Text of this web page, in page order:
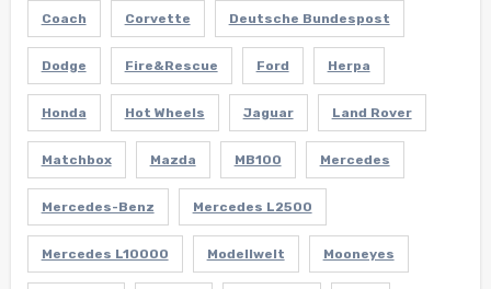
Coach Corvette Deutsche Bundespost
Dodge Fire&Rescue Ford Herpa
Honda Hot Wheels Jaguar Land Rover
Matchbox Mazda MB100 Mercedes
Mercedes-Benz Mercedes L2500
Mercedes L10000 Modellwelt Mooneyes